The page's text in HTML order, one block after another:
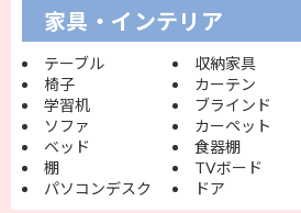
家具・インテリア
テーブル
椅子
学習机
ソファ
ベッド
棚
パソコンデスク
収納家具
カーテン
ブラインド
カーペット
食器棚
TVボード
ドア